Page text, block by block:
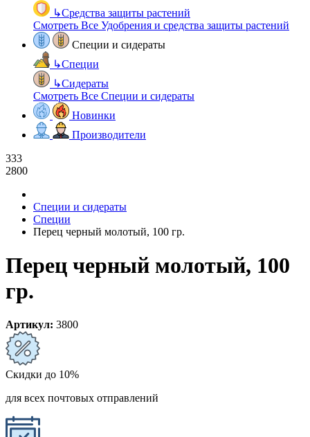
↳Средства защиты растений
Смотреть Все Удобрения и средства защиты растений
Специи и сидераты
↳Специи
↳Сидераты
Смотреть Все Специи и сидераты
Новинки
Производители
333
2800
Специи и сидераты
Специи
Перец черный молотый, 100 гр.
Перец черный молотый, 100
гр.
Артикул: 3800
Скидки до 10%
для всех почтовых отправлений